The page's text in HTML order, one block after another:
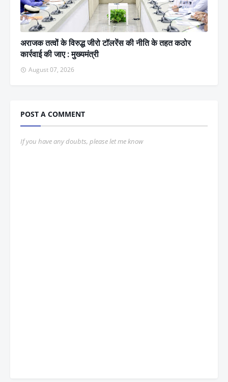
अराजक तत्वों के विरुद्ध जीरो टॉलरेंस की नीति के तहत कठोर
कार्रवाई की जाए : मुख्यमंत्री
August 07, 2026
POST A COMMENT
If you have any doubts, please let me know